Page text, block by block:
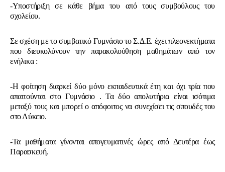
-Υποστήριξη σε κάθε βήμα του από τους συμβούλους του
σχολείου.
Σε σχέση με το συμβατικό Γυμνάσιο το Σ.Δ.Ε. έχει πλεονεκτήματα
που διευκολύνουν την παρακολούθηση μαθημάτων από τον
ενήλικα :
-Η φοίτηση διαρκεί δύο μόνο εκπαιδευτικά έτη και όχι τρία που
απαιτούνται στο Γυμνάσιο . Τα δύο απολυτήρια είναι ισότιμα
μεταξύ τους και μπορεί ο απόφοιτος να συνεχίσει τις σπουδές του
στο Λύκειο.
-Τα μαθήματα γίνονται απογευματινές ώρες από Δευτέρα έως
Παρασκευή.